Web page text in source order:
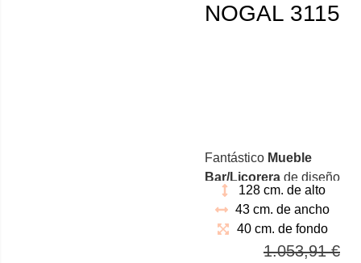
NOGAL 3115
Fantástico Mueble
Bar/Licorerade diseño
italiano con forma
circular giratorio 360º
realizado en madera
con chapa de nogal
128 cm. de alto
43 cm. de ancho
40 cm. de fondo
1.053,91€